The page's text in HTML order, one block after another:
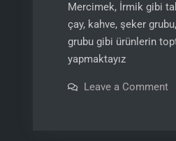
Mercimek, İrmik gibi
çay, kahve, şeker
grubu gibi ürünlerin
yapmaktayız
Leave a Commenton